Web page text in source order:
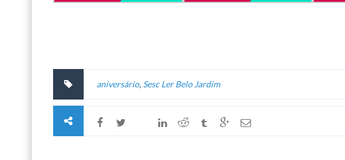
aniversário, Sesc Ler Belo Jardim